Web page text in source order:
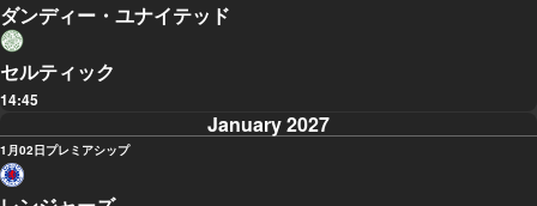
ダンディー・ユナイテッド
セルティック
14:45
January 2027
1月02日プレミアシップ